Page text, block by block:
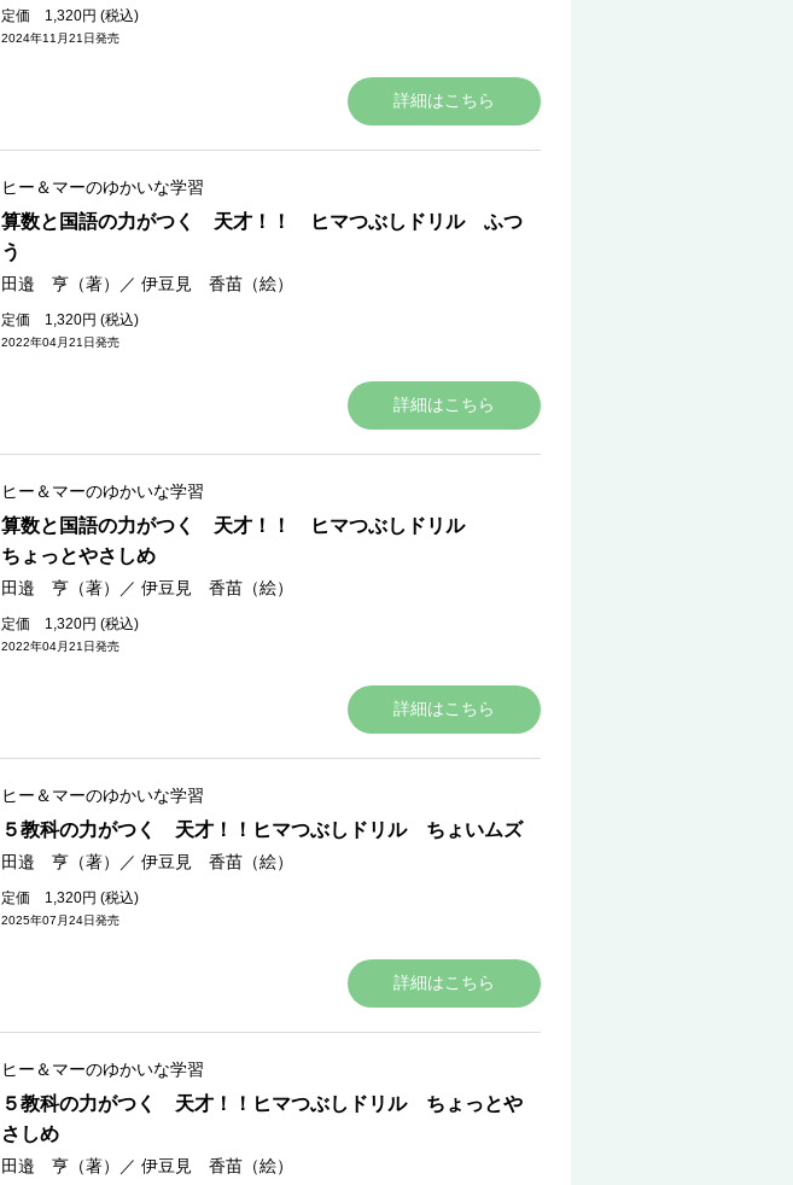
定価 1,320円 (税込)
2024年11月21日発売
詳細はこちら
ヒー＆マーのゆかいな学習
算数と国語の力がつく 天才！！ ヒマつぶしドリル ふつ
う
田邉 亨（著） ／ 伊豆見 香苗（絵）
定価 1,320円 (税込)
2022年04月21日発売
詳細はこちら
ヒー＆マーのゆかいな学習
算数と国語の力がつく 天才！！ ヒマつぶしドリル
ちょっとやさしめ
田邉 亨（著） ／ 伊豆見 香苗（絵）
定価 1,320円 (税込)
2022年04月21日発売
詳細はこちら
ヒー＆マーのゆかいな学習
５教科の力がつく 天才！！ヒマつぶしドリル ちょいムズ
田邉 亨（著） ／ 伊豆見 香苗（絵）
定価 1,320円 (税込)
2025年07月24日発売
詳細はこちら
ヒー＆マーのゆかいな学習
５教科の力がつく 天才！！ヒマつぶしドリル ちょっとや
さしめ
田邉 亨（著） ／ 伊豆見 香苗（絵）